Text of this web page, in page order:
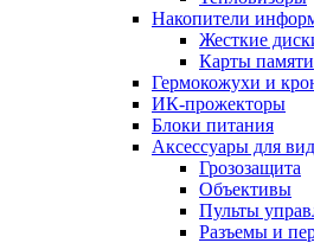
Накопители
Жесткие
Карты памяти
Гермокожухи и
ИК-прожекторы
Блоки питания
Аксессуары для
Грозозащита
Объективы
Пульты
Разъемы и